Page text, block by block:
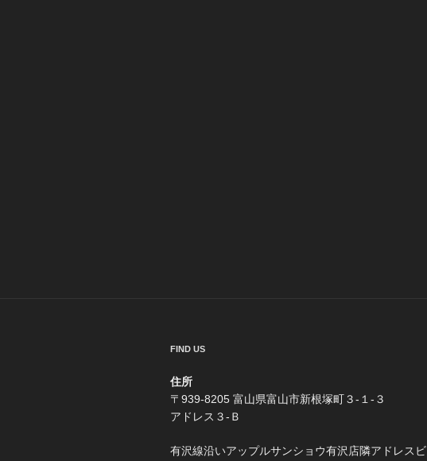
FIND US
住所
〒939-8205 富山県富山市新根塚町３-１-３
アドレス３-Ｂ
有沢線沿いアップルサンショウ有沢店隣アドレスビ